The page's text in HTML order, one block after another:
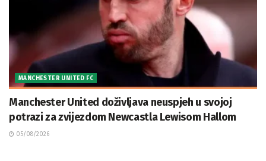
MANCHESTER UNITED FC
Manchester United doživljava neuspjeh u svojoj
potrazi za zvijezdom Newcastla Lewisom Hallom
05/08/2026